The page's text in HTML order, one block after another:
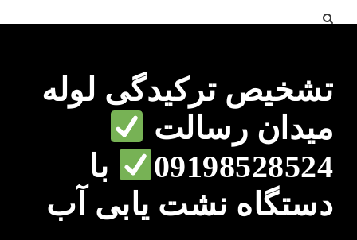
تشخیص ترکیدگی لوله
میدان رسالت
09198528524
با
دستگاه نشت یابی آب